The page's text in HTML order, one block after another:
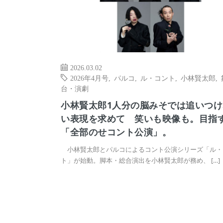
2026.03.02
2026年4月号
パルコ ル・コント 小林賢太郎
台・演劇
小林賢太郎1人分の脳みそでは追いつ
い表現を求めて 笑いも映像も。目指
「全部のせコント公演」。
小林賢太郎とパルコによるコント公演シリーズ「ル
ト」が始動。脚本・総合演出を小林賢太郎が務め、 […]